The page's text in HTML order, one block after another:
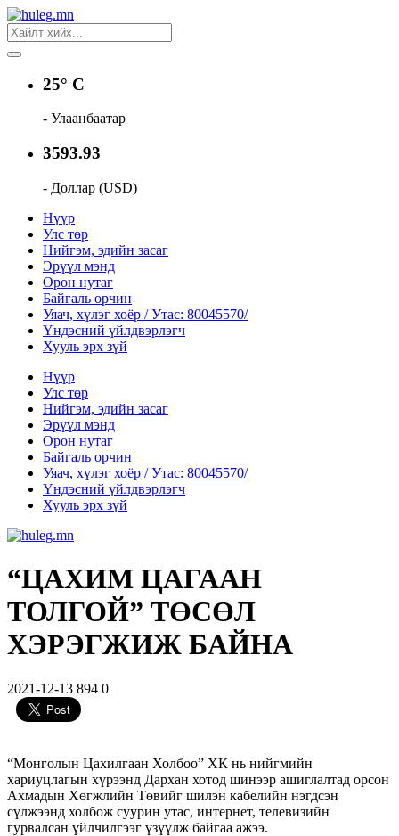
25° C
- Улаанбаатар
3593.93
- Доллар (USD)
Нүүр
Улс төр
Нийгэм, эдийн засаг
Эрүүл мэнд
Орон нутаг
Байгаль орчин
Уяач, хүлэг хоёр / Утас: 80045570/
Үндэсний үйлдвэрлэгч
Хууль эрх зүй
Нүүр
Улс төр
Нийгэм, эдийн засаг
Эрүүл мэнд
Орон нутаг
Байгаль орчин
Уяач, хүлэг хоёр / Утас: 80045570/
Үндэсний үйлдвэрлэгч
Хууль эрх зүй
“ЦАХИМ ЦАГААН
ТОЛГОЙ” ТӨСӨЛ
ХЭРЭГЖИЖ БАЙНА
2021-12-13 894 0
“Монголын Цахилгаан Холбоо” ХК нь нийгмийн
хариуцлагын хүрээнд Дархан хотод шинээр ашиглалтад орсон
Ахмадын Хөгжлийн Төвийг шилэн кабелийн нэгдсэн
сүлжээнд холбож суурин утас, интернет, телевизийн
гурвалсан үйлчилгээг үзүүлж байгаа ажээ.